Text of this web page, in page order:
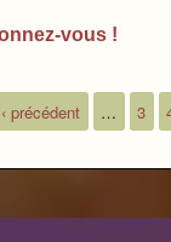
vous !
‹ précédent … 3